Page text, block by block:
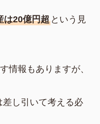
は20億円超という見
情報もありますが、
し引いて考える必